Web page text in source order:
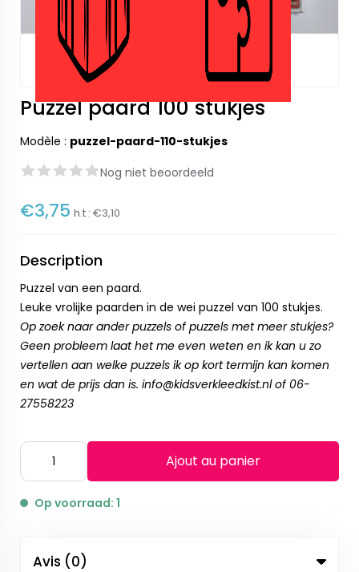
Puzzel paard 100 stukjes
Modèle : puzzel-paard-110-stukjes
Nog niet beoordeeld
€3,75 h.t : €3,10
Description
Puzzel van een paard.
Leuke vrolijke paarden in de wei puzzel van 100 stukjes.
Op zoek naar ander puzzels of puzzels met meer stukjes?
Geen probleem laat het me even weten en ik kan u zo
vertellen aan welke puzzels ik op kort termijn kan komen
en wat de prijs dan is. info@kidsverkleedkist.nlof 06-
27558223
Ajout au panier
Op voorraad: 1
Avis (0)